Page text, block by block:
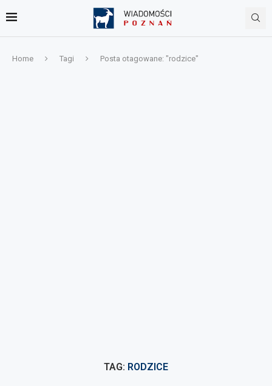
Home Tagi Posta otagowane: "rodzice"
TAG: RODZICE